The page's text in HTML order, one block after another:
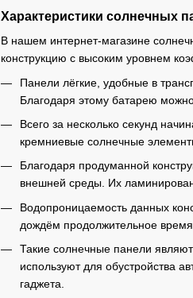
Характеристики солнечных
В нашем интернет-магазине
конструкцию с высоким уровнем
Панели лёгкие, удобные в
Благодаря этому батарею
Всего за несколько секунд
кремниевые солнечные
Благодаря продуманной
внешней среды. Их
Водопроницаемость данных
дождём продолжительное
Такие солнечные панели
используют для обустройства
гаджета.